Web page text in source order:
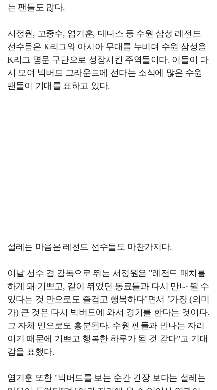
는 팬들도 많다.
서정원, 고중수, 염기훈, 데니스 등 수원 삼성 레전드
선수들은 K리그와 아시아 무대를 누비며 수원 삼성을
K리그 명문 구단으로 성장시킨 주역들이다. 이들이 다
시 모여 빅버드 그라운드에 선다는 소식에 많은 수원
팬들이 기대를 표하고 있다.
설레는 마음은 레전드 선수들도 마찬가지다.
이날 선수 겸 감독으로 뛰는 서정원은 "레전드 매치를
하게 돼 기쁘고, 같이 뛰었던 동료들과 다시 만나 뛸 수
있다는 것 만으로도 즐겁고 행복하다"면서 "가장 (의미
가) 큰 것은 다시 빅버드에 와서 경기를 한다는 것이다.
그 자체 만으로도 흥분된다. 수원 팬들과 만나는 자리
이기 때문에 기쁘고 행복한 하루가 될 것 같다"고 기대
감을 표했다.
염기훈 또한 "빅버드를 보는 순간 긴장 보다는 설레는